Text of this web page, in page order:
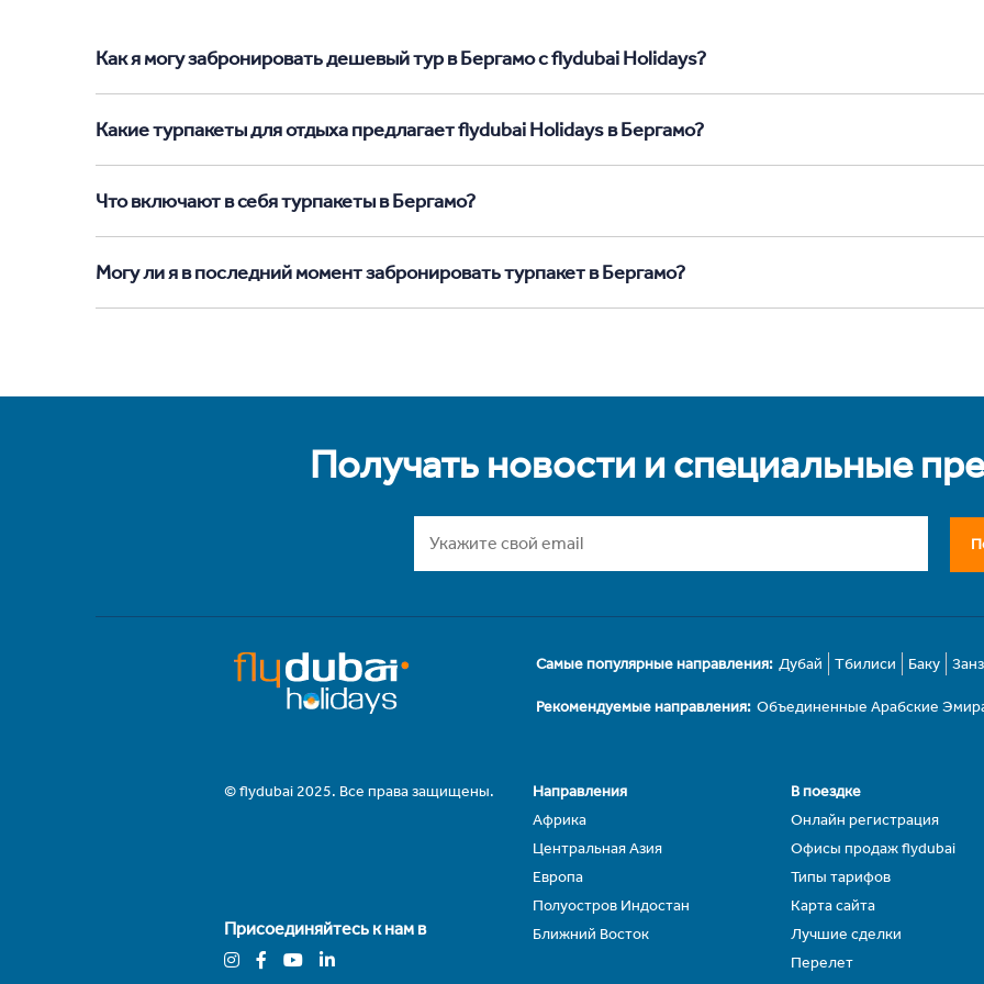
Как я могу забронировать дешевый тур в Бергамо с flydubai Holidays?
Какие турпакеты для отдыха предлагает flydubai Holidays в Бергамо?
Что включают в себя турпакеты в Бергамо?
Могу ли я в последний момент забронировать турпакет в Бергамо?
Получать новости и специальные
Самые популярные направления: Дубай Тбилиси Баку
Рекомендуемые направления: Объединенные Арабские
© flydubai 2025. Все права защищены.
Присоединяйтесь к нам в
Направления
Африка
Центральная Азия
Европа
Полуостров Индостан
Ближний Восток
В поездке
Онлайн регистрация
Офисы продаж flydubai
Типы тарифов
Карта сайта
Лучшие сделки
Перелет